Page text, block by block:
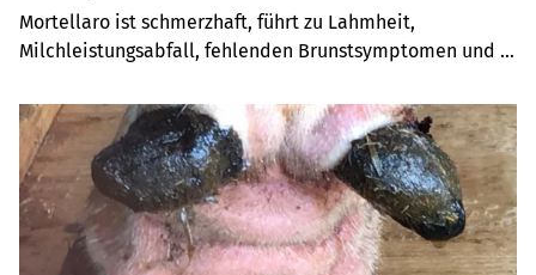
Mortellaro ist schmerzhaft, führt zu Lahmheit,
Milchleistungsabfall, fehlenden Brunstsymptomen und
erfolgen. Wie diese genau aussehen muss, zeigt unser
Listicle.